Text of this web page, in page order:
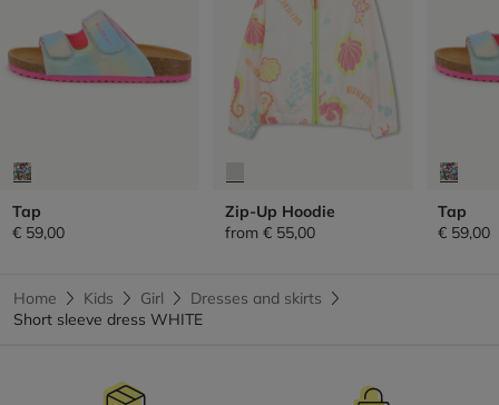
Tap
€ 59,00
Zip-Up Hoodie
from € 55,00
Tap
€ 59,00
Home Kids Girl
Dresses and skirts
Short sleeve dress WHITE